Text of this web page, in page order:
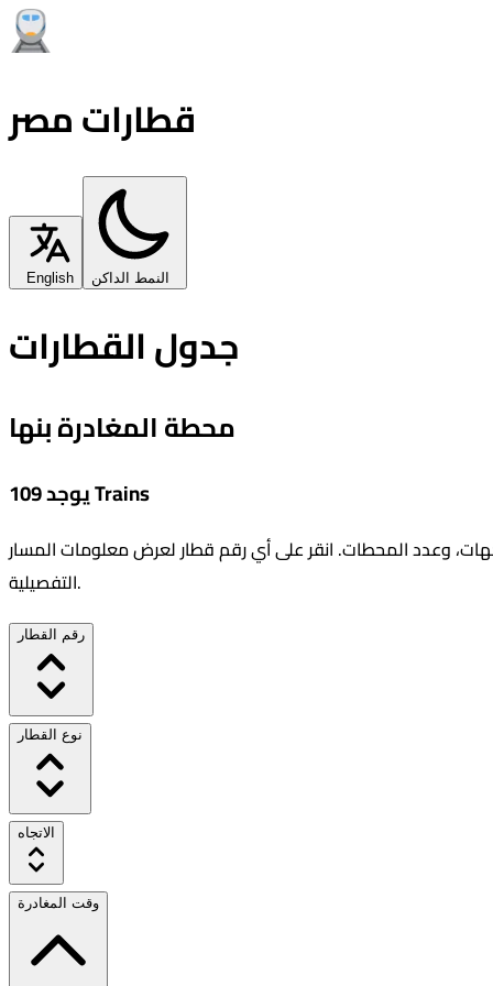
قطارات مصر
English النمط الداكن
جدول القطارات
محطة المغادرة بنها
يوجد 109 Trains
وعدد المحطات. انقر على أي رقم قطار لعرض معلومات المسار
التفصيلية.
رقم القطار
نوع القطار
الاتجاه
وقت المغادرة